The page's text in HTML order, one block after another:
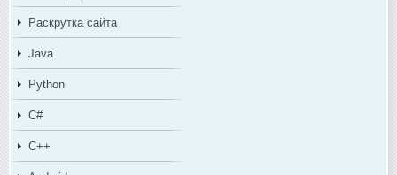
Раскрутка сайта
Java
Python
C#
C++